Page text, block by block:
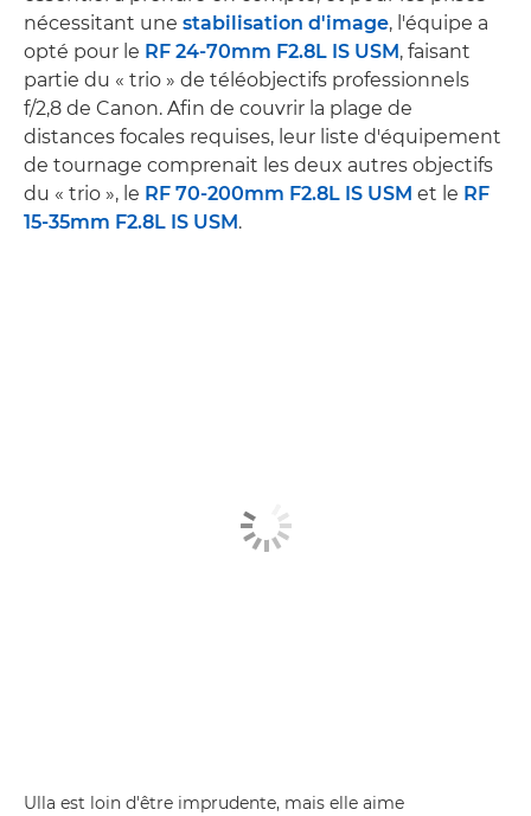
nécessitant une stabilisation d'image, l'équipe a
opté pour le RF 24-70mm F2.8L IS USM , faisant
partie du « trio » de téléobjectifs professionnels
f/2,8 de Canon. Afin de couvrir la plage de
distances focales requises, leur liste d'équipement
de tournage comprenait les deux autres objectifs
du « trio », le RF 70-200mm F2.8L IS USM et le RF
15-35mm F2.8L IS USM .
Ulla est loin d'être imprudente, mais elle aime